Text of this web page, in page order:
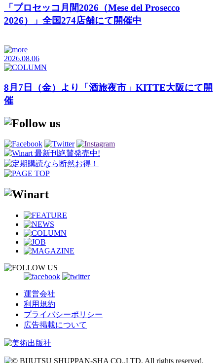
「プロセッコ月間2026（Mese del Prosecco
2026）」全国274店舗にて開催中
2026.08.06
8月7日（金）より「酒旅夜市」KITTE大阪にて開
催
運営会社
利用規約
プライバシーポリシー
広告掲載について